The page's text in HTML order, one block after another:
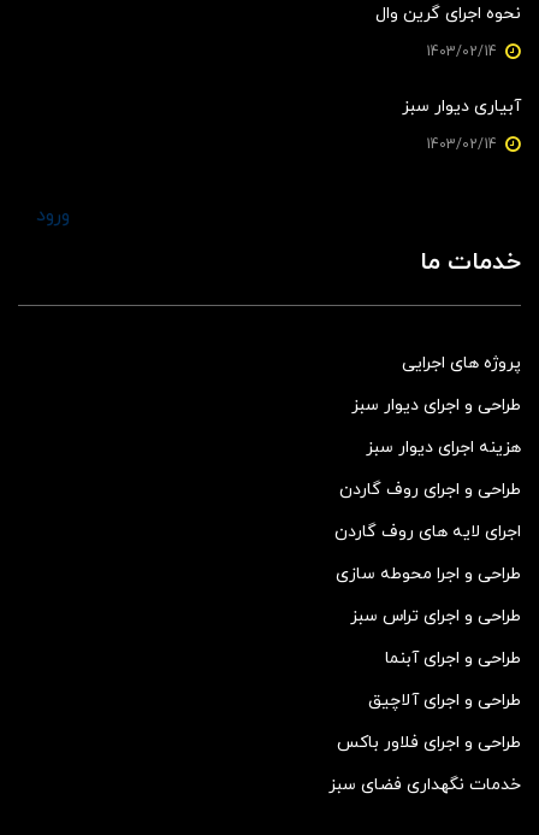
نحوه اجرای گرین وال
آبیاری دیوار سبز
ورود
خدمات ما
پروژه های اجرایی
طراحی و اجرای دیوار سبز
هزینه اجرای دیوار سبز
طراحی و اجرای روف گاردن
اجرای لایه های روف گاردن
طراحی و اجرا محوطه سازی
طراحی و اجرای تراس سبز
طراحی و اجرای آبنما
طراحی و اجرای آلاچیق
طراحی و اجرای فلاور باکس
خدمات نگهداری فضای سبز